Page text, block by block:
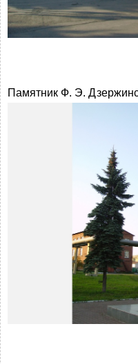
Памятник Ф. Э.